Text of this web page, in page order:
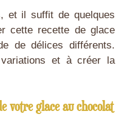
et il suffit de quelques
cette recette de glace
de délices différents.
et à créer la
votre glace au chocolat